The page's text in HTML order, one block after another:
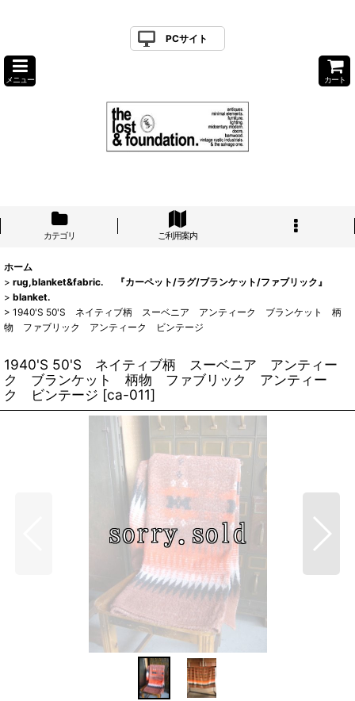
PCサイト
メニュー カート
カテゴリ ご利用案内
ホーム
> rug,blanket&fabric. 『カーペット/ラグ/ブランケット/ファブリック』
> blanket.
> 1940'S 50'S ネイティブ柄 スーベニア アンティーク ブランケット 柄
物 ファブリック アンティーク ビンテージ
1940'S 50'S ネイティブ柄 スーベニア アンティー
ク ブランケット 柄物 ファブリック アンティー
ク ビンテージ [ca-011]